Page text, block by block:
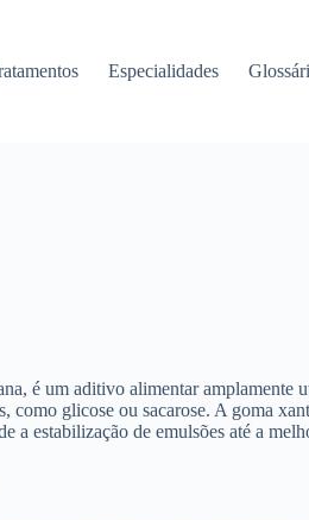
Especialidades
é um aditivo alimentar
como glicose ou sacarose. A goma
a estabilização de emulsões até a